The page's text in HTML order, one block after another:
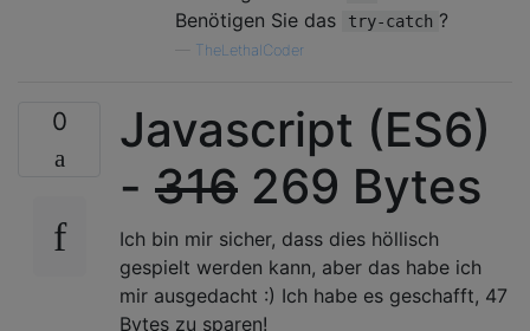
Benötigen Sie das
try-catch ?
TheLethalCoder
0
Javascript (ES6)
- 316 269 ​​Bytes
Ich bin mir sicher, dass dies höllisch
gespielt werden kann, aber das habe ich
mir ausgedacht :) Ich habe es geschafft, 47
Bytes zu sparen!